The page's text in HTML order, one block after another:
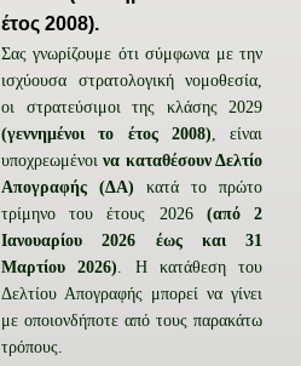
έτος 2008).
Σας γνωρίζουμε ότι σύμφωνα με την
ισχύουσα στρατολογική νομοθεσία,
οι στρατεύσιμοι της κλάσης 2029
(γεννημένοι το έτος 2008) , είναι
υποχρεωμένοινα καταθέσουν Δελτίο
Απογραφής (ΔΑ) κατά το πρώτο
τρίμηνο του έτους 2026 (από 2
Ιανουαρίου 2026 έως και 31
Μαρτίου 2026) . Η κατάθεση του
Δελτίου Απογραφής μπορεί να γίνει
με οποιονδήποτε από τους παρακάτω
τρόπους.